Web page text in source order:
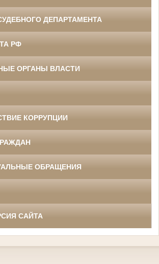
ДЕПАРТАМЕНТА
РФ
ОРГАНЫ ВЛАСТИ
КОРРУПЦИИ
ОБРАЩЕНИЯ
САЙТА